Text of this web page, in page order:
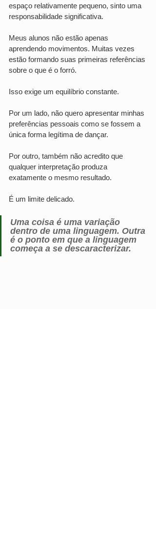
espaço relativamente pequeno, sinto uma
responsabilidade significativa.
Meus alunos não estão apenas
aprendendo movimentos. Muitas vezes
estão formando suas primeiras referências
sobre o que é o forró.
Isso exige um equilíbrio constante.
Por um lado, não quero apresentar minhas
preferências pessoais como se fossem a
única forma legítima de dançar.
Por outro, também não acredito que
qualquer interpretação produza
exatamente o mesmo resultado.
É um limite delicado.
Uma coisa é uma variação
dentro de uma linguagem. Outra
é o ponto em que a linguagem
começa a se descaracterizar.